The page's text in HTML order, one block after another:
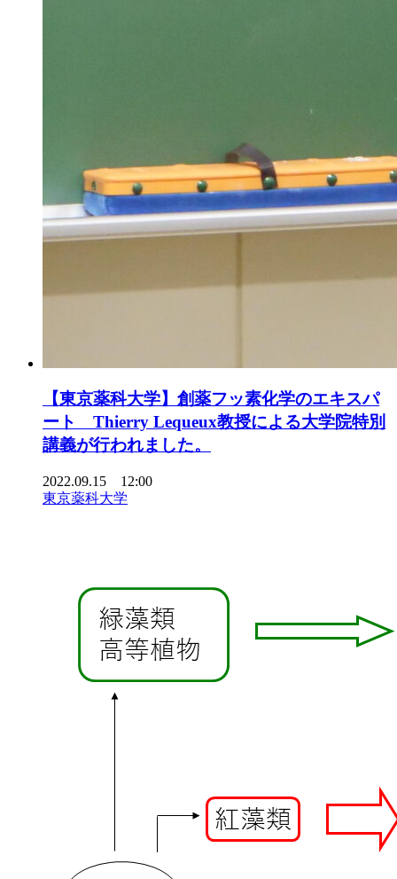
【東京薬科大学】創薬フッ素化学のエキスパ
ート Thierry Lequeux教授による大学院特別
講義が行われました。
2022.09.15 12:00
東京薬科大学